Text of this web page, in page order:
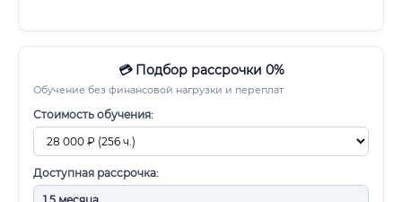
💳 Подбор рассрочки 0%
Обучение без финансовой нагрузки и переплат
Стоимость обучения:
Доступная рассрочка: